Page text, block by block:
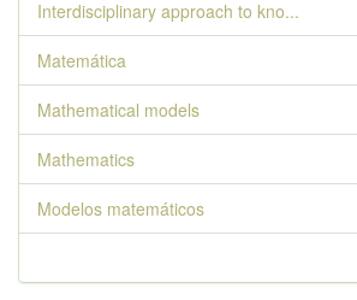
Interdisciplinary approach to kno...
Matemática
Mathematical models
Mathematics
Modelos matemáticos